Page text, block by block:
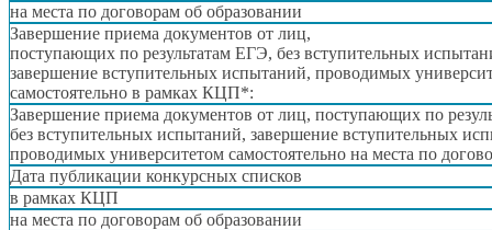
на места по договорам об образовании
Завершение приема документов от лиц,
поступающих по результатам ЕГЭ, без вступительных
завершение вступительных испытаний, проводимых
самостоятельно в рамках КЦП*:
Завершение приема документов от лиц, поступающих по
без вступительных испытаний, завершение вступительных
проводимых университетом самостоятельно на места по
Дата публикации конкурсных списков
в рамках КЦП
на места по договорам об образовании